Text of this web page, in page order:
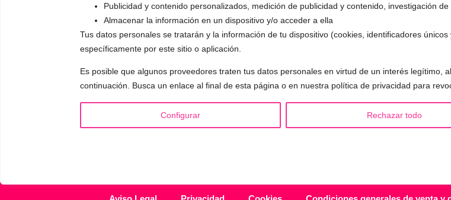
Publicidad y contenido personalizados, medición de publicidad y contenido, investigación
Almacenar la información en un dispositivo y/o acceder a ella
Tus datos personales se tratarán y la información de tu dispositivo (cookies, identificadores
específicamente por este sitio o aplicación.
Es posible que algunos proveedores traten tus datos personales en virtud de un interés legítimo,
continuación. Busca un enlace al final de esta página o en nuestra política de privacidad para
Configurar Rechazar todo
INFORMACIÓN
¿Quién es Mariela Astudillo?
❓ Preguntas Frecuentes
VOCES LGBTQIA+ 🏳️‍🌈
▪️ Feminización de la voz
▪️ Masculinización de la voz
▪️ Dualización de la voz
▪️
▪️
🟥